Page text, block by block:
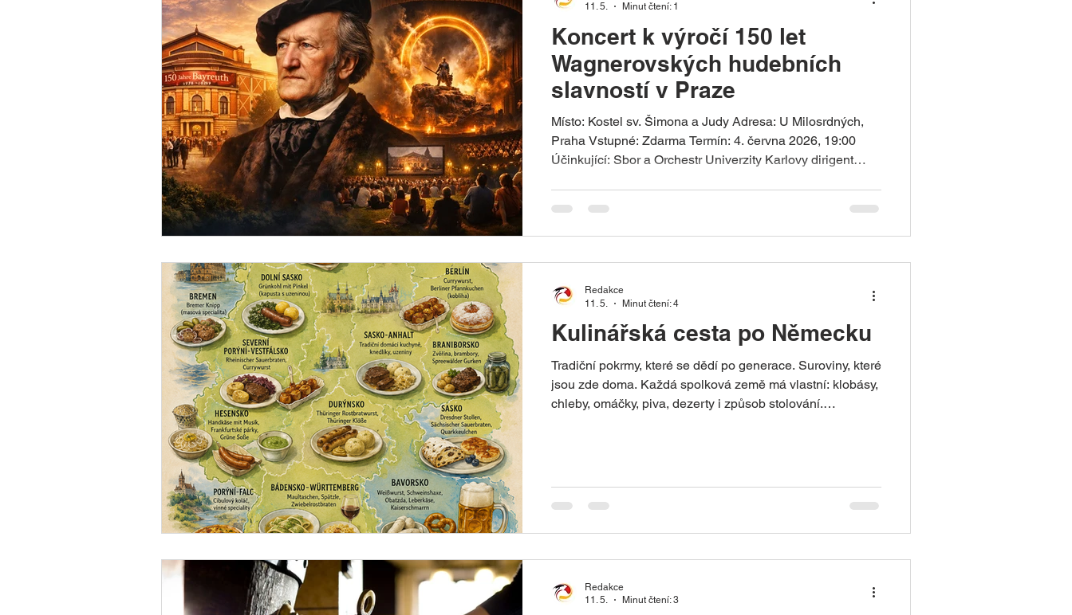
Koncert k výročí 150 let
Wagnerovských hudebních
slavností v Praze
Místo: Kostel sv. Šimona a Judy Adresa: U Milosrdných,
Praha Vstupné: Zdarma Termín: 4. června 2026, 19:00
Účinkující: Sbor a Orchestr Univerzity Karlovy dirigent
11. 5.
Minut čtení: 1
Kulinářská cesta po Německu
Tradiční pokrmy, které se dědí po generace. Suroviny, které
jsou zde doma. Každá spolková země má vlastní: klobásy,
chleby, omáčky, piva, dezerty i způsob stolování.
Německa Tradiční jídla a pokrmy v jednotlivých
Redakce
11. 5.
Minut čtení: 4
Redakce
11. 5.
Minut čtení: 3